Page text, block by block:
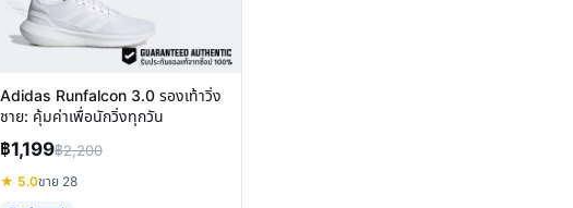
Adidas Runfalcon 3.0 รองเท้าวิ่ง
ชาย: คุ้มค่าเพื่อนักวิ่งทุกวัน
฿1,199฿2,200
★ 5.0ขาย 28